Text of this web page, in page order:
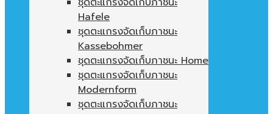
Hafele
ชุดตะแกรงจัดเก็บภาชนะ
Kassebohmer
ชุดตะแกรงจัดเก็บภาชนะ Home
ชุดตะแกรงจัดเก็บภาชนะ
Modernform
ชุดตะแกรงจัดเก็บภาชนะ